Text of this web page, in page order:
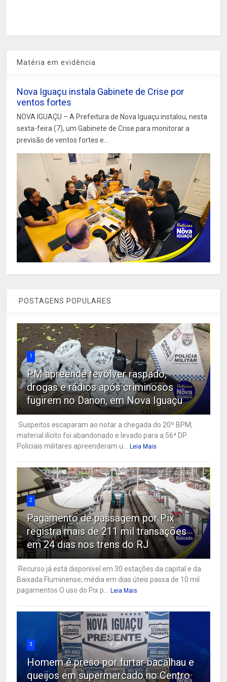
Matéria em evidência
Nova Iguaçu instala Gabinete de Crise por
ventos fortes
NOVA IGUAÇU – A Prefeitura de Nova Iguaçu instalou, nesta
sexta-feira (7), um Gabinete de Crise para monitorar a
previsão de ventos fortes e...
POSTAGENS POPULARES
1
PM apreende revólver raspado,
drogas e rádios após criminosos
fugirem no Danon, em Nova Iguaçu
Suspeitos escaparam ao notar a chegada do 20º BPM;
material ilícito foi abandonado e levado para a 56ª DP
Policiais militares apreenderam u...
Leia Mais
2
Pagamento de passagem por Pix
registra mais de 211 mil transações
em 24 dias nos trens do RJ
Recurso já está disponível em 30 estações da capital e da
Baixada Fluminense; média em dias úteis passa de 10 mil
pagamentos O uso do Pix p...
Leia Mais
3
Homem é preso por furtar bacalhau e
queijos em supermercado no Centro